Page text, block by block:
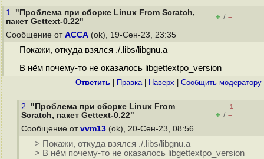
1. "Проблема при сборке Linux From Scratch,
пакет Gettext-0.22"
+ / –
Сообщение от ACCA (ok), 19-Сен-23, 23:35
Покажи, откуда взялся ./.libs/libgnu.a
В нём почему-то не оказалось libgettextpo_version
Ответить Правка| Наверх Cообщить модератору
2. "Проблема при сборке Linux From
Scratch, пакет Gettext-0.22"
–1
+ / –
Сообщение от vvm13 (ok), 20-Сен-23, 08:56
> Покажи, откуда взялся ./.libs/libgnu.a
> В нём почему-то не оказалось libgettextpo_version